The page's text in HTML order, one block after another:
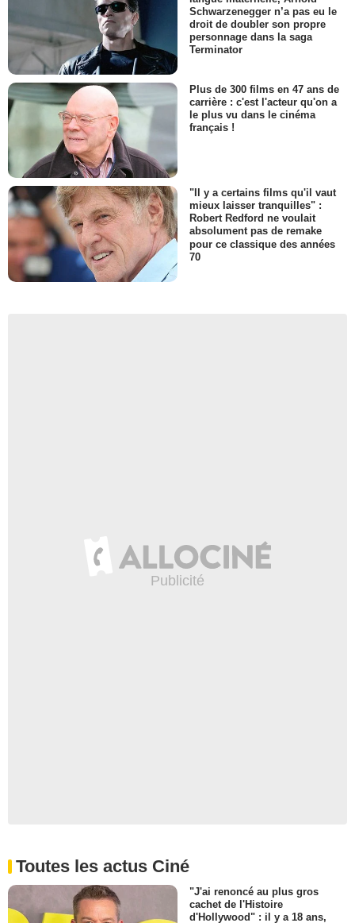
Schwarzenegger n’a pas eu le
droit de doubler son propre
personnage dans la saga
Terminator
Plus de 300 films en 47 ans de
carrière : c'est l'acteur qu'on a
le plus vu dans le cinéma
français !
"Il y a certains films qu'il vaut
mieux laisser tranquilles" :
Robert Redford ne voulait
absolument pas de remake
pour ce classique des années
70
Toutes les actus Ciné
"J'ai renoncé au plus gros
cachet de l'Histoire
d'Hollywood" : il y a 18 ans,